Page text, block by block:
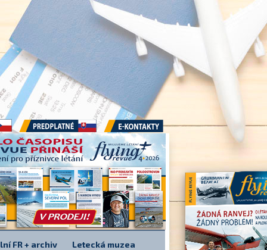
Předplatné E-kontakty
FR + archiv Letecká muzea